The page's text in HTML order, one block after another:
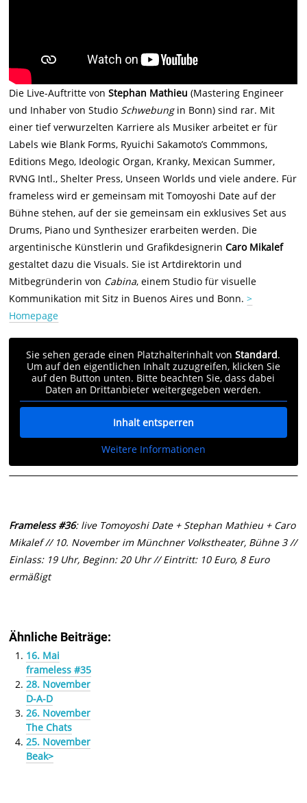
Die Live-Auftritte vonStephan Mathieu(Mastering Engineer
und Inhaber von Studio Schwebung in Bonn) sind rar. Mit
einer tief verwurzelten Karriere als Musiker arbeitet er für
Labels wie Blank Forms, Ryuichi Sakamoto’s Commmons,
Editions Mego, Ideologic Organ, Kranky, Mexican Summer,
RVNG Intl., Shelter Press, Unseen Worlds und viele andere. Für
frameless wird er gemeinsam mit Tomoyoshi Date auf der
Bühne stehen, auf der sie gemeinsam ein exklusives Set aus
Drums, Piano und Synthesizer erarbeiten werden. Die
argentinische Künstlerin und GrafikdesignerinCaro Mikalef
gestaltet dazu die Visuals. Sie ist Artdirektorin und
Mitbegründerin von Cabina, einem Studio für visuelle
Kommunikation mit Sitz in Buenos Aires und Bonn.>
Homepage
Sie sehen gerade einen Platzhalterinhalt vonStandard.
Um auf den eigentlichen Inhalt zuzugreifen, klicken Sie
auf den Button unten. Bitte beachten Sie, dass dabei
Daten an Drittanbieter weitergegeben werden.
Inhalt entsperren
Weitere Informationen
Frameless #36: live Tomoyoshi Date + Stephan Mathieu + Caro
Mikalef // 10. November im Münchner Volkstheater, Bühne 3 //
Einlass: 19 Uhr, Beginn: 20 Uhr // Eintritt: 10 Euro, 8 Euro
ermäßigt
Ähnliche Beiträge:
16. Mai
frameless #35
28. November
D-A-D
26. November
The Chats
25. November
Beak>